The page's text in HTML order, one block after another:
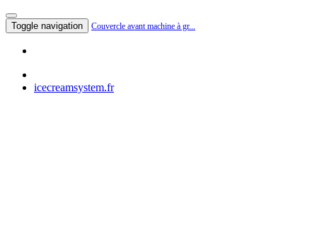
Toggle navigation Couvercle avant machine à gr...
icecreamsystem.fr